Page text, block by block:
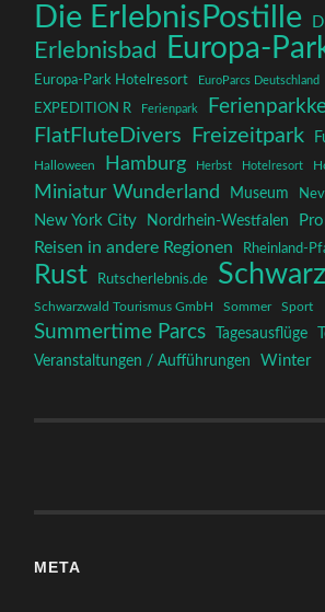
Die ErlebnisPostille
Erlebnisbad Europa-
Europa-Park Hotelresort EuroParcs Deutschland
EXPEDITION R Ferienpark
FlatFluteDivers Freizeitpark
Halloween Hamburg Herbst Hotelresort
Miniatur Wunderland
Museum
New York City Nordrhein-Westfalen
Reisen in andere Regionen Rheinland-
Rust Rutscherlebnis.de
Schwarzwald Tourismus GmbH Sommer Sport
Summertime Parcs Tagesausflüge
Veranstaltungen / Aufführungen
Winter
META